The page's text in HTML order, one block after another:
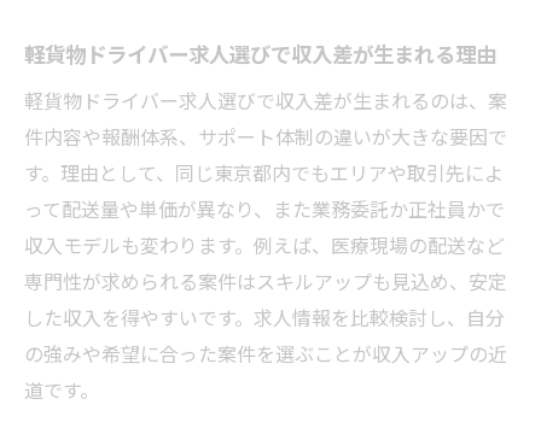
軽貨物ドライバー求人選びで収入差が生まれる理由
軽貨物ドライバー求人選びで収入差が生まれるのは、案
件内容や報酬体系、サポート体制の違いが大きな要因で
す。理由として、同じ東京都内でもエリアや取引先によ
って配送量や単価が異なり、また業務委託か正社員かで
収入モデルも変わります。例えば、医療現場の配送など
専門性が求められる案件はスキルアップも見込め、安定
した収入を得やすいです。求人情報を比較検討し、自分
の強みや希望に合った案件を選ぶことが収入アップの近
道です。